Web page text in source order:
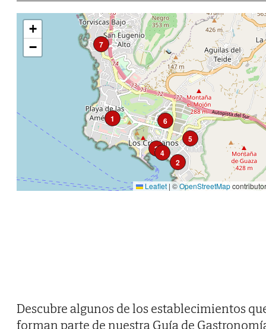
1
2
34
5
6
7
+
−
Leaflet | ©OpenStreetMap
Descubre algunos de los establecimientos
forman parte de nuestraGuía de